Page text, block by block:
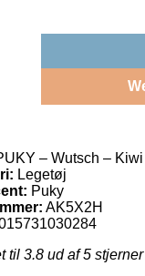
– Wutsch –
Legetøj
Puky
AK5X2H
til 3.8 ud af 5